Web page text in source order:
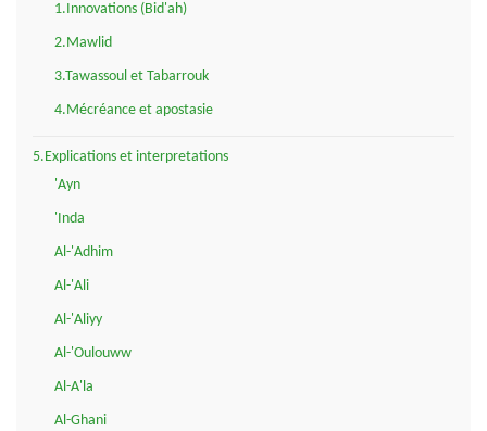
1.Innovations (Bid'ah)
2.Mawlid
3.Tawassoul et Tabarrouk
4.Mécréance et apostasie
5.Explications et interpretations
'Ayn
'Inda
Al-'Adhim
Al-'Ali
Al-'Aliyy
Al-'Oulouww
Al-A'la
Al-Ghani